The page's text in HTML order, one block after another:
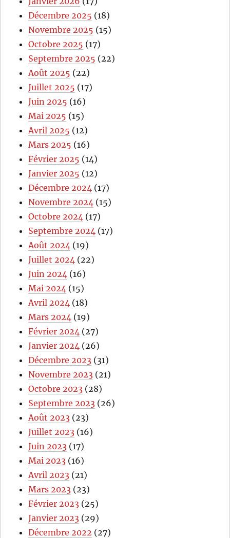
Décembre 2025 (18)
Novembre 2025 (15)
Octobre 2025 (17)
Septembre 2025 (22)
Août 2025 (22)
Juillet 2025 (17)
Juin 2025 (16)
Mai 2025 (15)
Avril 2025 (12)
Mars 2025 (16)
Février 2025 (14)
Janvier 2025 (12)
Décembre 2024 (17)
Novembre 2024 (15)
Octobre 2024 (17)
Septembre 2024 (17)
Août 2024 (19)
Juillet 2024 (22)
Juin 2024 (16)
Mai 2024 (15)
Avril 2024 (18)
Mars 2024 (19)
Février 2024 (27)
Janvier 2024 (26)
Décembre 2023 (31)
Novembre 2023 (21)
Octobre 2023 (28)
Septembre 2023 (26)
Août 2023 (23)
Juillet 2023 (16)
Juin 2023 (17)
Mai 2023 (16)
Avril 2023 (21)
Mars 2023 (23)
Février 2023 (25)
Janvier 2023 (29)
Décembre 2022 (27)